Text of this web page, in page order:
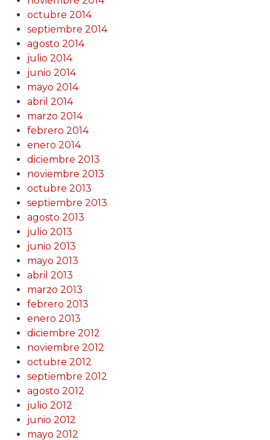
octubre 2014
septiembre 2014
agosto 2014
julio 2014
junio 2014
mayo 2014
abril 2014
marzo 2014
febrero 2014
enero 2014
diciembre 2013
noviembre 2013
octubre 2013
septiembre 2013
agosto 2013
julio 2013
junio 2013
mayo 2013
abril 2013
marzo 2013
febrero 2013
enero 2013
diciembre 2012
noviembre 2012
octubre 2012
septiembre 2012
agosto 2012
julio 2012
junio 2012
mayo 2012